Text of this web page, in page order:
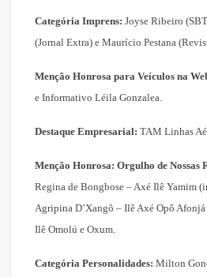
Categória Imprens:Joyse Ribeiro
(Jornal Extra) e Maurício Pestana
Menção Honrosa para Veículos na
e Informativo Léila Gonzalea.
Destaque Empresarial:TAM Linhas
Menção Honrosa: Orgulho de Nossas
Regina de Bongbose – Axé Ilê Yamim
Agripina D’Xangô – Ilê Axé Opô
Ilê Omolú e Oxum.
Categória Personalidades:Milton